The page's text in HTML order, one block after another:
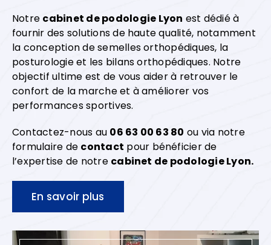
Notre cabinet de podologie Lyon est dédié à
fournir des solutions de haute qualité, notamment
la conception de semelles orthopédiques, la
posturologie et les bilans orthopédiques. Notre
objectif ultime est de vous aider à retrouver le
confort de la marche et à améliorer vos
performances sportives.
Contactez-nous au 06 63 00 63 80 ou via notre
formulaire de contact pour bénéficier de
l’expertise de notre cabinet de podologie Lyon.
En savoir plus